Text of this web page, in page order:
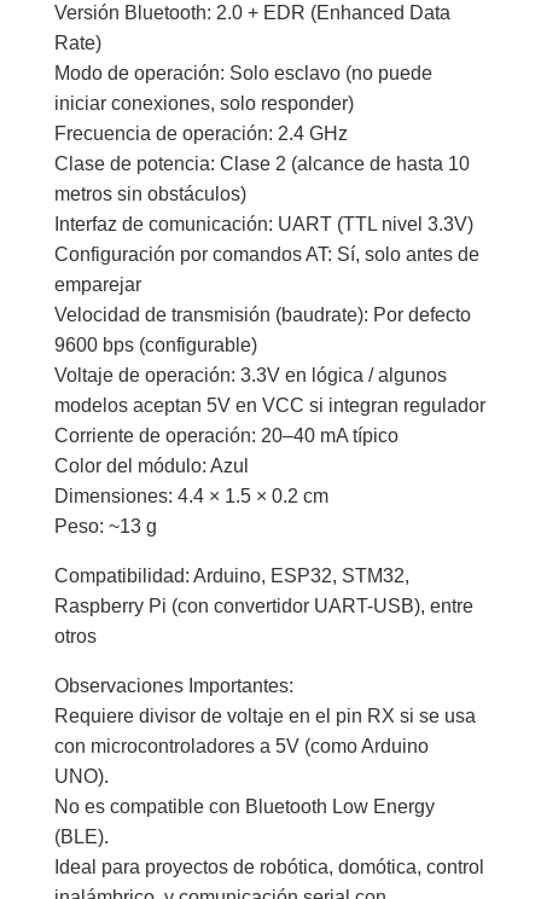
Versión Bluetooth: 2.0 + EDR (Enhanced Data
Rate)
Modo de operación: Solo esclavo (no puede
iniciar conexiones, solo responder)
Frecuencia de operación: 2.4 GHz
Clase de potencia: Clase 2 (alcance de hasta 10
metros sin obstáculos)
Interfaz de comunicación: UART (TTL nivel 3.3V)
Configuración por comandos AT: Sí, solo antes de
emparejar
Velocidad de transmisión (baudrate): Por defecto
9600 bps (configurable)
Voltaje de operación: 3.3V en lógica / algunos
modelos aceptan 5V en VCC si integran regulador
Corriente de operación: 20–40 mA típico
Color del módulo: Azul
Dimensiones: 4.4 × 1.5 × 0.2 cm
Peso: ~13 g
Compatibilidad: Arduino, ESP32, STM32,
Raspberry Pi (con convertidor UART-USB), entre
otros
Observaciones Importantes:
Requiere divisor de voltaje en el pin RX si se usa
con microcontroladores a 5V (como Arduino
UNO).
No es compatible con Bluetooth Low Energy
(BLE).
Ideal para proyectos de robótica, domótica, control